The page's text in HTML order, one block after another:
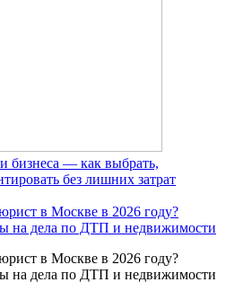
бизнеса — как выбрать,
без лишних затрат
в Москве в 2026 году?
на дела по ДТП и недвижимости
в Москве в 2026 году?
на дела по ДТП и недвижимости